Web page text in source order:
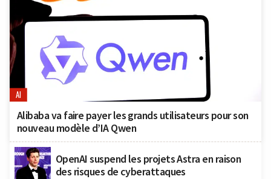
AI
Alibaba va faire payer les grands utilisateurs pour son
nouveau modèle d’IA Qwen
OpenAI suspend les projets Astra en raison
des risques de cyberattaques